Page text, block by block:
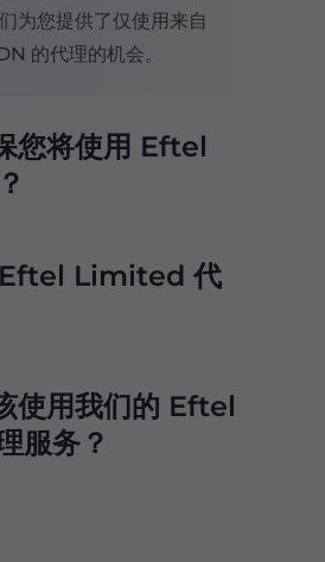
为您提供了仅使用来自
的代理的机会。
您将使用 Eftel
担心停机和 IP 阻塞。您可以
位置使用 Eftel Limited 代理
Eftel Limited 代理服务器。但
用并保持我们网络的完整性，
Eftel Limited 代
担心停机和 IP 阻塞。您可以
位置使用 Eftel Limited 代理
使用我们的 Eftel
服务？